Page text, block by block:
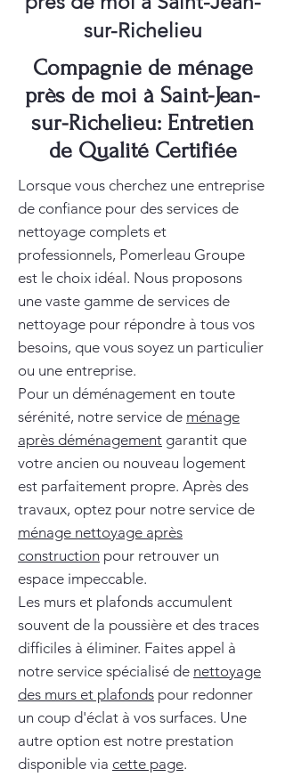
sur-Richelieu
Compagnie de ménage
près de moi à Saint-Jean-
sur-Richelieu: Entretien
de Qualité Certifiée
Lorsque vous cherchez une entreprise
de confiance pour des services de
nettoyage complets et
professionnels, Pomerleau Groupe
est le choix idéal. Nous proposons
une vaste gamme de services de
nettoyage pour répondre à tous vos
besoins, que vous soyez un particulier
ou une entreprise.
Pour un déménagement en toute
sérénité, notre service de ménage
après déménagement garantit que
votre ancien ou nouveau logement
est parfaitement propre. Après des
travaux, optez pour notre service de
ménage nettoyage après
construction pour retrouver un
espace impeccable.
Les murs et plafonds accumulent
souvent de la poussière et des traces
difficiles à éliminer. Faites appel à
notre service spécialisé de nettoyage
des murs et plafonds pour redonner
un coup d'éclat à vos surfaces. Une
autre option est notre prestation
disponible via cette page.